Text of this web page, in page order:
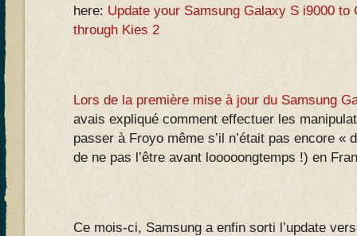
here: Update your Samsung Galaxy S i9000 to
through Kies 2
Lors de la première mise à jour du Samsung
avais expliqué comment effectuer les
passer à Froyo même s’il n’était pas encore «
de ne pas l’être avant looooongtemps !) en
Ce mois-ci, Samsung a enfin sorti l’update